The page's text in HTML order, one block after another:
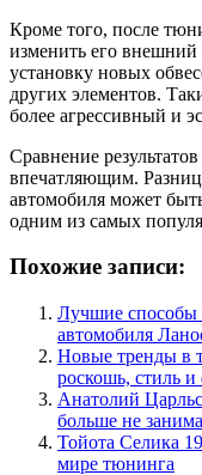
Кроме того, после
изменить его
установку новых
других элементов.
более агрессивный и
Сравнение
впечатляющим.
автомобиля может
одним из самых
Похожие записи:
Лучшие способы
автомобиля
Новые тренды в
роскошь, стиль
Анатолий
больше не
Тойота Селика
мире тюнинга